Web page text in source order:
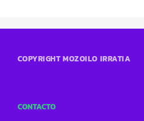
COPYRIGHT MOZOILO IRRATIA
CONTACTO